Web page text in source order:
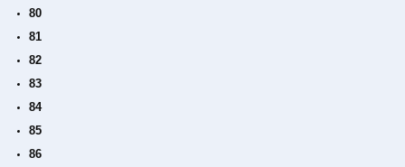
80
81
82
83
84
85
86